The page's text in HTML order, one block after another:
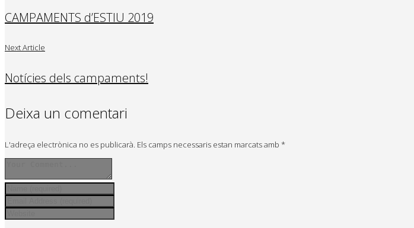
CAMPAMENTS d’ESTIU 2019
Next Article
Notícies dels campaments!
Deixa un comentari
L'adreça electrònica no es publicarà. Els camps necessaris estan marcats amb *